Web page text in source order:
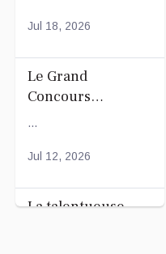
Générale
Jul 18, 2026
Le Grand
Concours
l'association
...
Jul 12, 2026
La talentueuse